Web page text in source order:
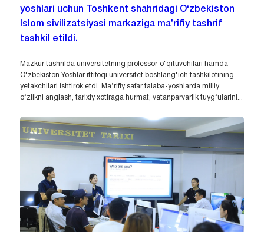
yoshlari uchun Toshkent shahridagi O‘zbekiston
Islom sivilizatsiyasi markaziga ma’rifiy tashrif
tashkil etildi.
Mazkur tashrifda universitetning professor-o‘qituvchilari hamda
O‘zbekiston Yoshlar ittifoqi universitet boshlang‘ich tashkilotining
yetakchilari ishtirok etdi. Ma’rifiy safar talaba-yoshlarda milliy
o‘zlikni anglash, tarixiy xotiraga hurmat, vatanparvarlik tuyg‘ularini...